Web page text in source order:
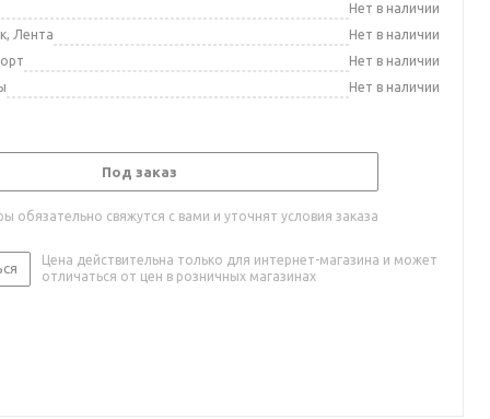
Нет в наличии
Лента
Нет в наличии
Нет в наличии
Нет в наличии
Под заказ
обязательно свяжутся с вами и уточнят условия заказа
Цена действительна только для интернет-магазина и может
отличаться от цен в розничных магазинах